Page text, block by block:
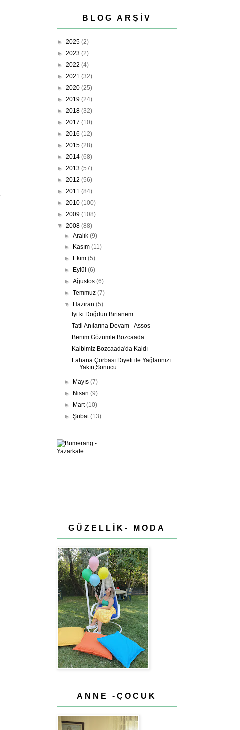
BLOG ARŞIV
► 2025 (2)
► 2023 (2)
► 2022 (4)
► 2021 (32)
► 2020 (25)
► 2019 (24)
► 2018 (32)
► 2017 (10)
► 2016 (12)
► 2015 (28)
► 2014 (68)
► 2013 (57)
► 2012 (56)
► 2011 (84)
► 2010 (100)
► 2009 (108)
▼ 2008 (88)
►Aralık(9)
► Kasım(11)
► Ekim(5)
► Eylül(6)
►Ağustos(6)
►Temmuz(7)
▼ Haziran(5)
İyi ki Doğdun Birtanem
Tatil Anılarına Devam - Assos
Benim Gözümle Bozcaada
Kalbimiz Bozcaada'da Kaldı
Lahana Çorbası Diyeti ile Yağlarınızı
Yakın,Sonucu...
► Mayıs(7)
► Nisan(9)
► Mart(10)
►Şubat(13)
GÜZELLİK- MODA
ANNE -ÇOCUK